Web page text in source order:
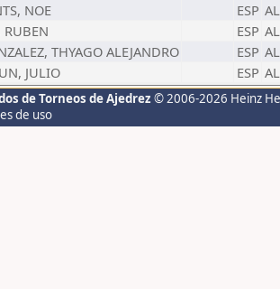
NOE ESP
RUBEN ESP
THYAGO ALEJANDRO ESP
JULIO ESP
de Torneos de Ajedrez © 2006-2026 Heinz
de uso